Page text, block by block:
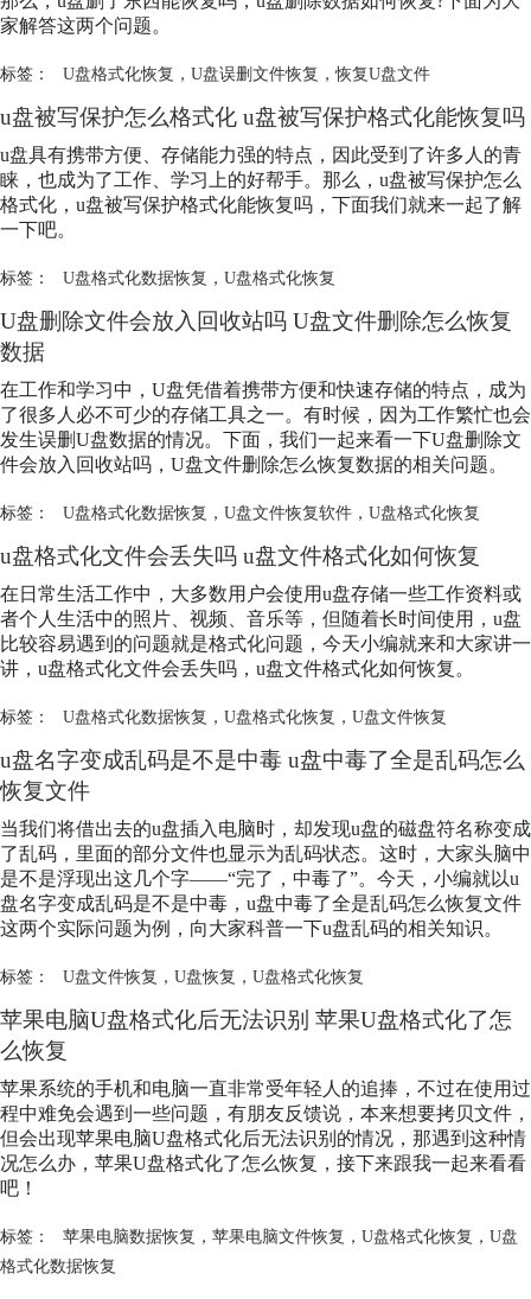
家解答这两个问题。
标签： U盘格式化恢复 ， U盘误删文件恢复 ，恢复U盘文件
u盘被写保护怎么格式化 u盘被写保护格式化能恢复吗
u盘具有携带方便、存储能力强的特点，因此受到了许多人的青
睐，也成为了工作、学习上的好帮手。那么，u盘被写保护怎么
格式化，u盘被写保护格式化能恢复吗，下面我们就来一起了解
一下吧。
标签： U盘格式化数据恢复 ， U盘格式化恢复
U盘删除文件会放入回收站吗 U盘文件删除怎么恢复
数据
在工作和学习中，U盘凭借着携带方便和快速存储的特点，成为
了很多人必不可少的存储工具之一。有时候，因为工作繁忙也会
发生误删U盘数据的情况。下面，我们一起来看一下U盘删除文
件会放入回收站吗，U盘文件删除怎么恢复数据的相关问题。
标签： U盘格式化数据恢复 ， U盘文件恢复软件， U盘格式化恢复
u盘格式化文件会丢失吗 u盘文件格式化如何恢复
在日常生活工作中，大多数用户会使用u盘存储一些工作资料或
者个人生活中的照片、视频、音乐等，但随着长时间使用，u盘
比较容易遇到的问题就是格式化问题，今天小编就来和大家讲一
讲，u盘格式化文件会丢失吗，u盘文件格式化如何恢复。
标签： U盘格式化数据恢复 ， U盘格式化恢复 ， U盘文件恢复
u盘名字变成乱码是不是中毒 u盘中毒了全是乱码怎么
恢复文件
当我们将借出去的u盘插入电脑时，却发现u盘的磁盘符名称变成
了乱码，里面的部分文件也显示为乱码状态。这时，大家头脑中
是不是浮现出这几个字——“完了，中毒了”。今天，小编就以u
盘名字变成乱码是不是中毒，u盘中毒了全是乱码怎么恢复文件
这两个实际问题为例，向大家科普一下u盘乱码的相关知识。
标签： U盘文件恢复 ， U盘恢复 ， U盘格式化恢复
苹果电脑U盘格式化后无法识别 苹果U盘格式化了怎
么恢复
苹果系统的手机和电脑一直非常受年轻人的追捧，不过在使用过
程中难免会遇到一些问题，有朋友反馈说，本来想要拷贝文件，
但会出现苹果电脑U盘格式化后无法识别的情况，那遇到这种情
况怎么办，苹果U盘格式化了怎么恢复，接下来跟我一起来看看
吧！
标签： 苹果电脑数据恢复 ， 苹果电脑文件恢复 ， U盘格式化恢复 ， U盘
格式化数据恢复